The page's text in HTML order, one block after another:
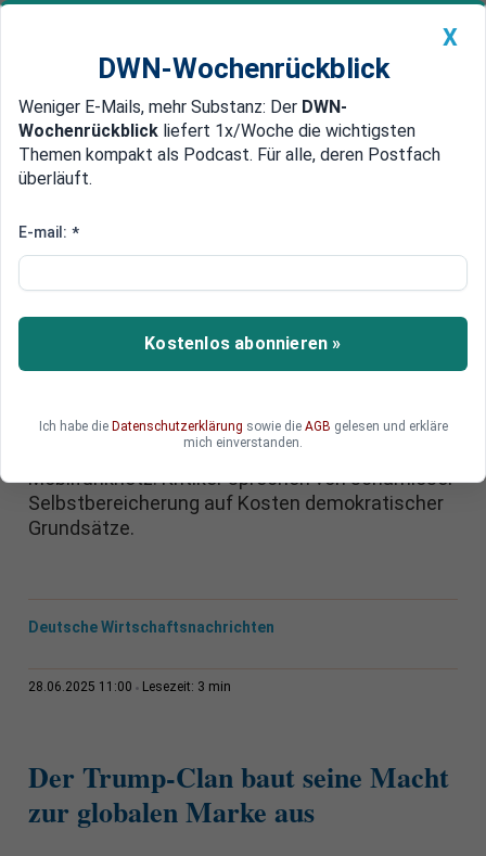
Newsticker MEIN DWN: Geldanlage Premium
Edelmetalle DWN-Magazin China
Familienkonzern Trump: Wie der
scheffelt
Die Trump-Familie vermischt Politik und Profit
wie nie: Während Donald Trump das Weiße Haus
Milliarden-Geschäften, vom goldenen
Smartphone bis zum hauseigenen
Mobilfunknetz. Kritiker sprechen von schamloser
Selbstbereicherung auf Kosten demokratischer
Grundsätze.
Deutsche Wirtschaftsnachrichten
28.06.2025 11:00 Lesezeit: 3 min
Der Trump-Clan baut seine Macht
zur globalen Marke aus
X
DWN-Wochenrückblick
Weniger E-Mails, mehr Substanz: Der DWN-
Wochenrückblick liefert 1x/Woche die wichtigsten
Themen kompakt als Podcast. Für alle, deren Postfach
überläuft.
E-mail: *
Kostenlos abonnieren »
Ich habe die Datenschutzerklärung sowie die AGB gelesen und erkläre
mich einverstanden.